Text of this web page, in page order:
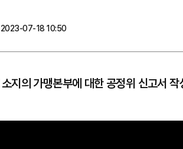
2023-07-18 10:50
지의 가맹본부에 대한 공정위 신고서 작